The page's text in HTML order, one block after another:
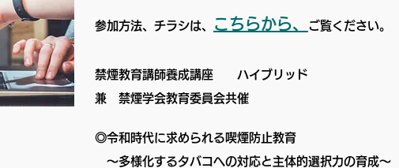
参加方法、チラシは、 こちらから、 ご覧ください。
禁煙教育講師養成講座 ハイブリッド
兼 禁煙学会教育委員会共催
◎令和時代に求められる喫煙防止教育
～多様化するタバコへの対応と主体的選択